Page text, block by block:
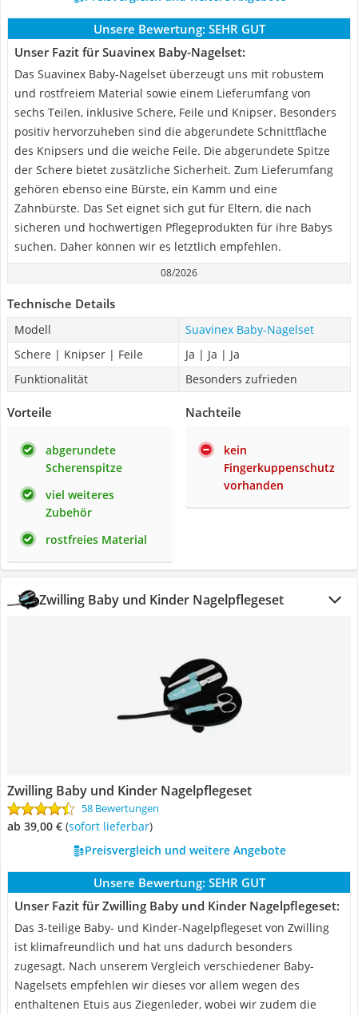
Unsere Bewertung: SEHR GUT
Unser Fazit für Suavinex Baby-Nagelset:
Das Suavinex Baby-Nagelset überzeugt uns mit robustem
und rostfreiem Material sowie einem Lieferumfang von
sechs Teilen, inklusive Schere, Feile und Knipser. Besonders
positiv hervorzuheben sind die abgerundete Schnittfläche
des Knipsers und die weiche Feile. Die abgerundete Spitze
der Schere bietet zusätzliche Sicherheit. Zum Lieferumfang
gehören ebenso eine Bürste, ein Kamm und eine
Zahnbürste. Das Set eignet sich gut für Eltern, die nach
sicheren und hochwertigen Pflegeprodukten für ihre Babys
suchen. Daher können wir es letztlich empfehlen.
08/2026
Technische Details
Modell
Suavinex Baby-Nagelset
Schere | Knipser | Feile
Ja | Ja | Ja
Funktionalität
Besonders zufrieden
Vorteile
abgerundete
Scherenspitze
viel weiteres
Zubehör
rostfreies Material
Nachteile
kein
Fingerkuppenschutz
vorhanden
Zwilling Baby und Kinder Nagelpflegeset
Zwilling Baby und Kinder Nagelpflegeset
58 Bewertungen
ab 39,00 € ( Sofort lieferbar)
Preisvergleich und weitere Angebote
Unsere Bewertung: SEHR GUT
Unser Fazit für Zwilling Baby und Kinder Nagelpflegeset:
Das 3-teilige Baby- und Kinder-Nagelpflegeset von Zwilling
ist klimafreundlich und hat uns dadurch besonders
zugesagt. Nach unserem Vergleich verschiedener Baby-
Nagelsets empfehlen wir dieses vor allem wegen des
enthaltenen Etuis aus Ziegenleder, wobei wir zudem die